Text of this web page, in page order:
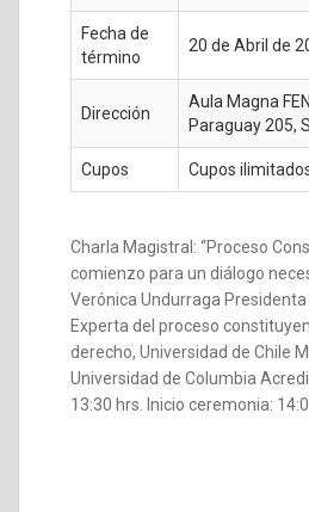
Fecha de
término
20 de Abril de
Dirección
Aula Magna
Paraguay 205,
Cupos Cupos
Charla Magistral: “Proceso
comienzo para un diálogo
Verónica Undurraga
Experta del proceso
derecho, Universidad de Chile
Universidad de Columbia
13:30 hrs. Inicio ceremonia: